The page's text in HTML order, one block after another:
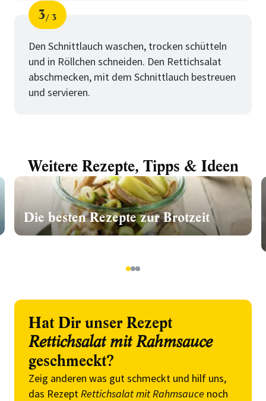
Schritt
3
von
3
Den Schnittlauch waschen, trocken schütteln
und in Röllchen schneiden. Den Rettichsalat
abschmecken, mit dem Schnittlauch bestreuen
und servieren.
Weitere Rezepte, Tipps & Ideen
Die besten Rezepte zur Brotzeit
123
Hat Dir unser Rezept
Rettichsalat mit Rahmsauce
geschmeckt?
Zeig anderen was gut schmeckt und hilf uns,
das RezeptRettichsalat mit Rahmsauce noch